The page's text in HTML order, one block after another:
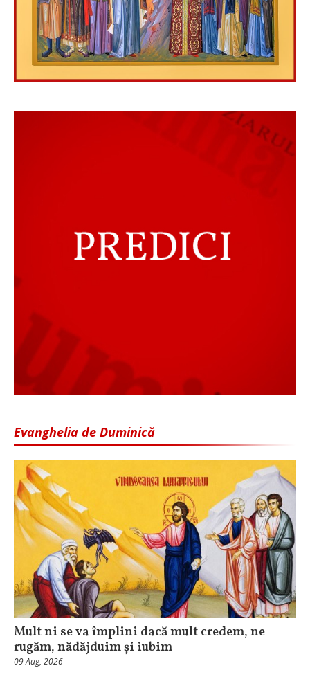
Evanghelia de Duminică
Mult ni se va împlini dacă mult credem, ne
rugăm, nădăjduim și iubim
09 Aug, 2026